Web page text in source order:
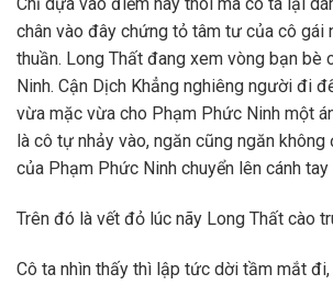
Chỉ dựa vào điểm này thôi mà cô ta lại
chân vào đây chứng tỏ tâm tư của cô gái
thuần. Long Thất đang xem vòng bạn bè
Ninh. Cận Dịch Khẳng nghiêng người đi
vừa mặc vừa cho Phạm Phức Ninh một
là cô tự nhảy vào, ngăn cũng ngăn
của Phạm Phức Ninh chuyển lên cánh tay
Trên đó là vết đỏ lúc nãy Long Thất cào
Cô ta nhìn thấy thì lập tức dời tầm mắt